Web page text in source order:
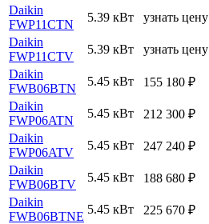
Daikin
FWP11CTN
5.39 кВт узнать цену
Daikin
FWP11CTV
5.39 кВт узнать цену
Daikin
FWB06BTN
5.45 кВт 155 180 ₽
Daikin
FWP06ATN
5.45 кВт 212 300 ₽
Daikin
FWP06ATV
5.45 кВт 247 240 ₽
Daikin
FWB06BTV
5.45 кВт 188 680 ₽
Daikin
FWB06BTNE
5.45 кВт 225 670 ₽